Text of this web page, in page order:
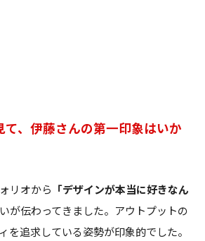
、伊藤さんの第一印象はいか
リオから 「デザインが本当に好きなん
が伝わってきました。アウトプットの
を追求している姿勢が印象的でした。